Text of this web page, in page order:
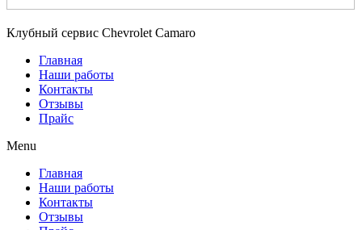
Клубный сервис Chevrolet Camaro
Главная
Наши работы
Контакты
Отзывы
Прайс
Menu
Главная
Наши работы
Контакты
Отзывы